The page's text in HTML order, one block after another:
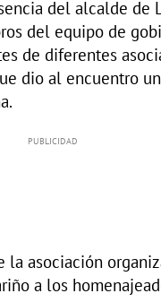
del alcalde de
del equipo de
de diferentes
dio al encuentro
asociación
a los